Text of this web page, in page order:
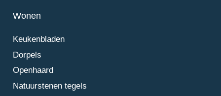
Wonen
Keukenbladen
Dorpels
Openhaard
Natuurstenen tegels